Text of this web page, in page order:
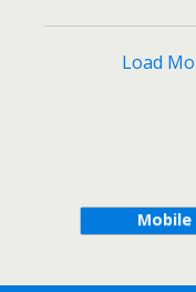
Load
Mobile